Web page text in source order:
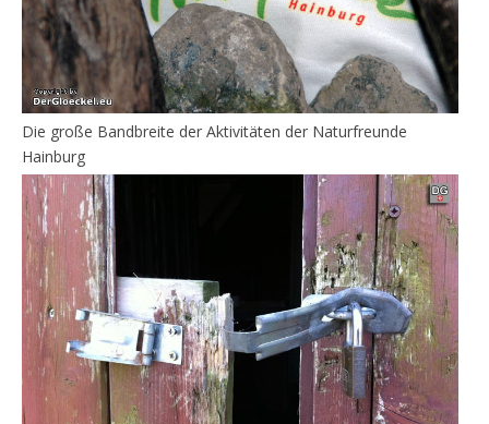
Die große Bandbreite der Aktivitäten der Naturfreunde
Hainburg